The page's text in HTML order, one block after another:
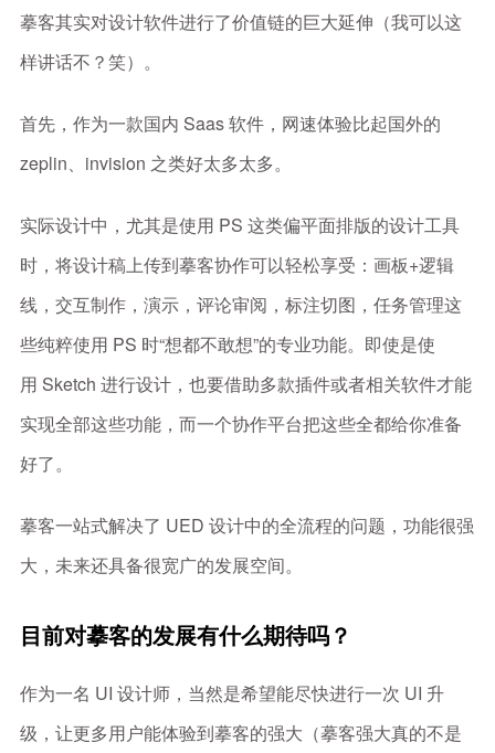
摹客其实对设计软件进行了价值链的巨大延伸（我可以这
样讲话不？笑）。
首先，作为一款国内 Saas 软件，网速体验比起国外的
zeplin、invision 之类好太多太多。
实际设计中，尤其是使用 PS 这类偏平面排版的设计工具
时，将设计稿上传到摹客协作可以轻松享受：画板+逻辑
线，交互制作，演示，评论审阅，标注切图，任务管理这
些纯粹使用 PS 时“想都不敢想”的专业功能。即使是使
用 Sketch 进行设计，也要借助多款插件或者相关软件才能
实现全部这些功能，而一个协作平台把这些全都给你准备
好了。
摹客一站式解决了 UED 设计中的全流程的问题，功能很强
大，未来还具备很宽广的发展空间。
目前对摹客的发展有什么期待吗？
作为一名 UI 设计师，当然是希望能尽快进行一次 UI 升
级，让更多用户能体验到摹客的强大（摹客强大真的不是